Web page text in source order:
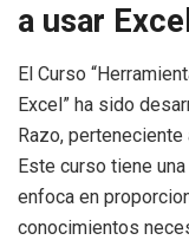
a usar
El Curso
Excel” ha sido
Razo, perteneciente
Este curso tiene
enfoca en
conocimientos